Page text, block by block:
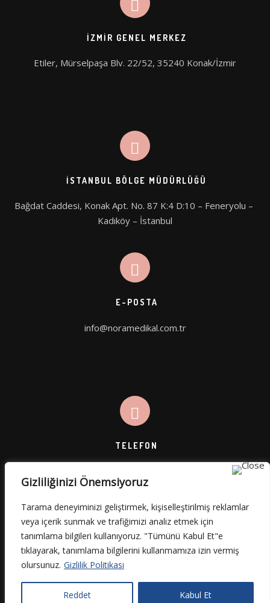
Gizliliğinizi Önemsiyoruz
Tarama deneyiminizi geliştirmek, kişiselleştirilmiş reklamlar
veya içerik sunmak ve trafiğimizi analiz etmek için
tanımlama bilgileri kullanıyoruz. "Tümünü Kabul Et"e
tıklayarak, tanımlama bilgilerini kullanmamıza izin vermiş
olursunuz. Gizlilik Politikası
Reddet Kabul Et
İZMIR GENEL MERKEZ
Etiler, Mürselpaşa Blv. 22/52, 35240 Konak/İzmir
İSTANBUL BÖLGE MÜDÜRLÜĞÜ
Bağdat Caddesi, Konak Apt. No. 87 K:4 D:10 – Feneryolu –
Kadıköy – İstanbul
E-POSTA
info@noramedikal.com.tr
TELEFON
0 (545) 812 45 49
Nora Medikal © 2024